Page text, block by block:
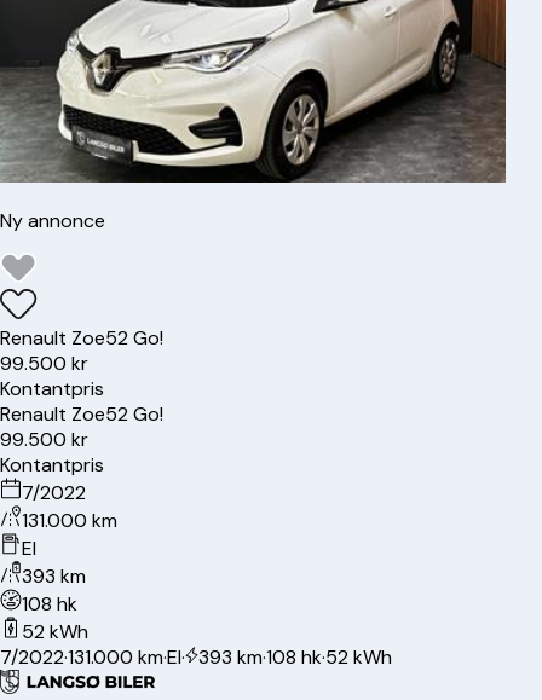
Ny annonce
Renault Zoe52 Go!
99.500 kr
Kontantpris
Renault Zoe52 Go!
99.500 kr
Kontantpris
7/2022
131.000 km
El
393 km
108 hk
52 kWh
7/2022·131.000 km·El· 393 km·108 hk·52 kWh